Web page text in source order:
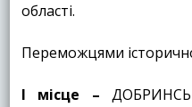
області.
Переможцями
І місце –